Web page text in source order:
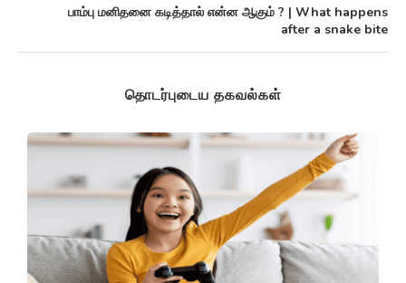
பாம்பு மனிதனை கடித்தால் என்ன ஆகும் ? | What happens
after a snake bite
தொடர்புடைய தகவல்கள்